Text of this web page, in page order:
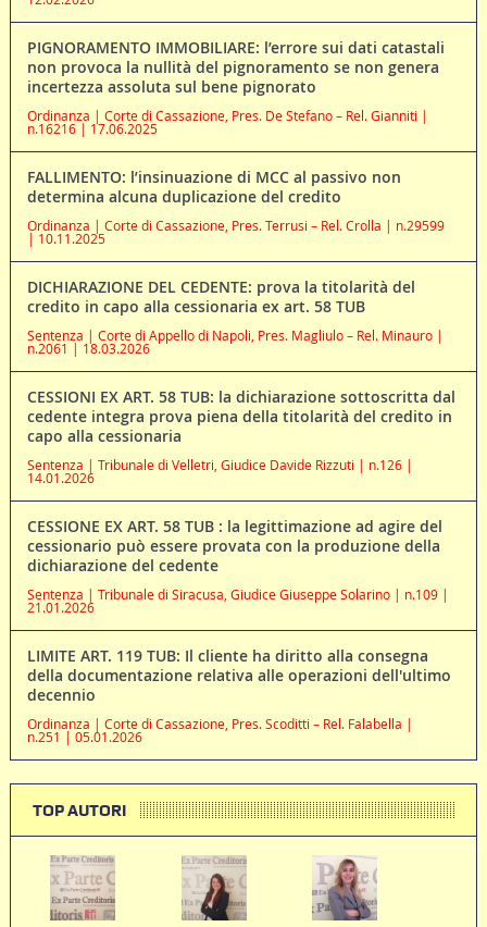
PIGNORAMENTO IMMOBILIARE: l’errore sui dati catastali
non provoca la nullità del pignoramento se non genera
incertezza assoluta sul bene pignorato
Ordinanza | Corte di Cassazione, Pres. De Stefano – Rel. Gianniti |
n.16216 | 17.06.2025
FALLIMENTO: l’insinuazione di MCC al passivo non
determina alcuna duplicazione del credito
Ordinanza | Corte di Cassazione, Pres. Terrusi – Rel. Crolla | n.29599
| 10.11.2025
DICHIARAZIONE DEL CEDENTE: prova la titolarità del
credito in capo alla cessionaria ex art. 58 TUB
Sentenza | Corte di Appello di Napoli, Pres. Magliulo – Rel. Minauro |
n.2061 | 18.03.2026
CESSIONI EX ART. 58 TUB: la dichiarazione sottoscritta dal
cedente integra prova piena della titolarità del credito in
capo alla cessionaria
Sentenza | Tribunale di Velletri, Giudice Davide Rizzuti | n.126 |
14.01.2026
CESSIONE EX ART. 58 TUB : la legittimazione ad agire del
cessionario può essere provata con la produzione della
dichiarazione del cedente
Sentenza | Tribunale di Siracusa, Giudice Giuseppe Solarino | n.109 |
21.01.2026
LIMITE ART. 119 TUB: Il cliente ha diritto alla consegna
della documentazione relativa alle operazioni dell'ultimo
decennio
Ordinanza | Corte di Cassazione, Pres. Scoditti – Rel. Falabella |
n.251 | 05.01.2026
TOP AUTORI